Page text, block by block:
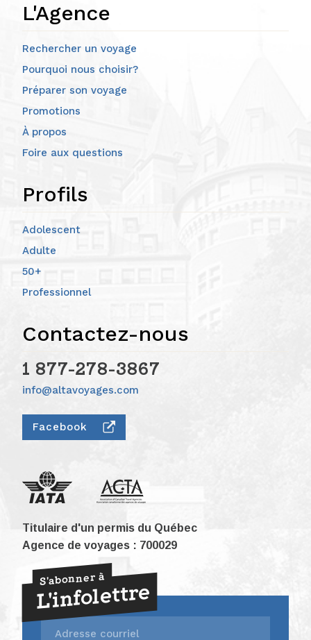
L'Agence
Rechercher un voyage
Pourquoi nous choisir?
Préparer son voyage
Promotions
À propos
Foire aux questions
Profils
Adolescent
Adulte
50+
Professionnel
Contactez-nous
1 877-278-3867
info@altavoyages.com
Facebook
Titulaire d'un permis du Québec
Agence de voyages : 700029
S'abonner à
L'infolettre